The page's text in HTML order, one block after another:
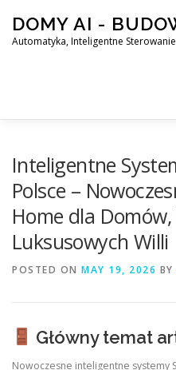
content
DOMY AI -
Automatyka, Inteligentne
SMART DOM AI –
BLOG KONTAKT
Inteligentne
Polsce –
Home dla
Luksusowych Willi
POSTED ON MAY 19, 2026 BY
Główny temat
Nowoczesne inteligentne systemy